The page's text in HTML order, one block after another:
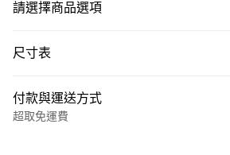
請選擇商品選項
尺寸表
付款與運送方式
超取免運費